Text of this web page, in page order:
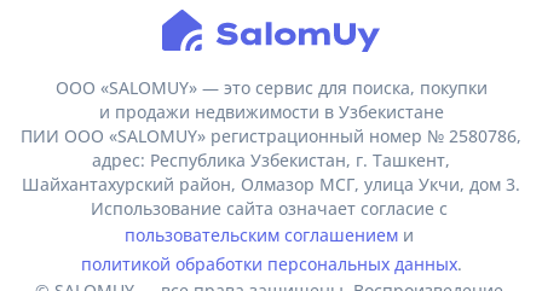
ООО «SALOMUY» — это сервис для поиска, покупки
и продажи недвижимости в Узбекистане
ПИИ ООО «SALOMUY» регистрационный номер № 2580786,
адрес: Республика Узбекистан, г. Ташкент,
Шайхантахурский район, Олмазор МСГ, улица Укчи, дом 3.
Использование сайта означает согласие с
пользовательским соглашениеми
политикой обработки персональных данных.